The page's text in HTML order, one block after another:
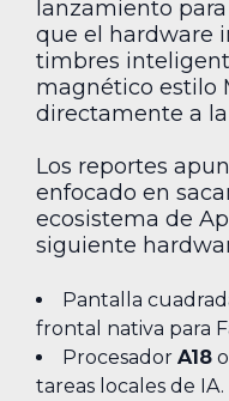
lanzamiento
que el hardware
timbres
magnético estilo
directamente a
Los reportes
enfocado en
ecosistema de
siguiente
Pantalla
frontal nativa para
Procesador A18
tareas locales de IA.